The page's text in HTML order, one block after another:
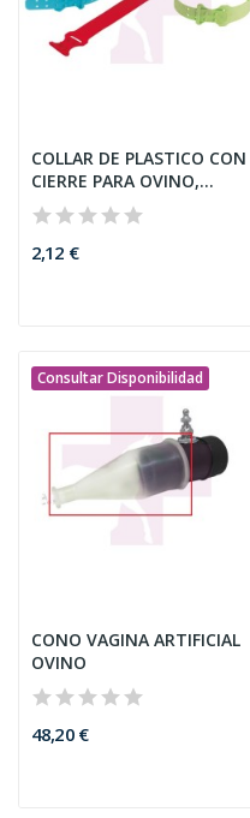
COLLAR DE PLASTICO CON
CIERRE PARA OVINO,
56CM,...
2,12 €
Consultar Disponibilidad
CONO VAGINA ARTIFICIAL
OVINO
48,20 €